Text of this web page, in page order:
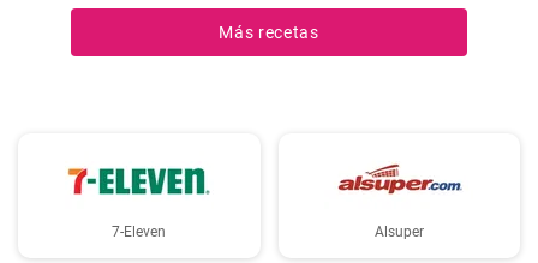
Más recetas
7-Eleven Alsuper